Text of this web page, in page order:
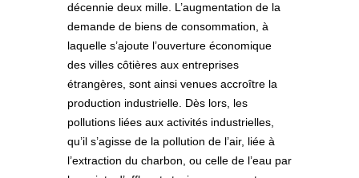
décennie deux mille. L’augmentation de la
demande de biens de consommation, à
laquelle s’ajoute l’ouverture économique
des villes côtières aux entreprises
étrangères, sont ainsi venues accroître la
production industrielle. Dès lors, les
pollutions liées aux activités industrielles,
qu’il s’agisse de la pollution de l’air, liée à
l’extraction du charbon, ou celle de l’eau par